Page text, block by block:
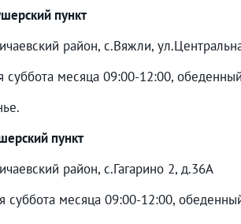
пункт
район, с.Вяжли,
месяца 09:00-12:00,
пункт
район, с.Гагарино 2, д.36А
суббота месяца 09:00-12:00,